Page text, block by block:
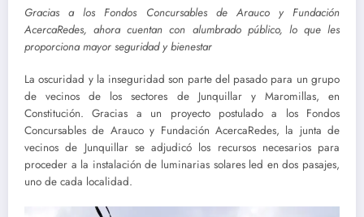
Gracias a los Fondos Concursables de Arauco y Fundación
AcercaRedes, ahora cuentan con alumbrado público, lo que les
proporciona mayor seguridad y bienestar
La oscuridad y la inseguridad son parte del pasado para un grupo
de vecinos de los sectores de Junquillar y Maromillas, en
Constitución. Gracias a un proyecto postulado a los Fondos
Concursables de Arauco y Fundación AcercaRedes, la junta de
vecinos de Junquillar se adjudicó los recursos necesarios para
proceder a la instalación de luminarias solares led en dos pasajes,
uno de cada localidad.